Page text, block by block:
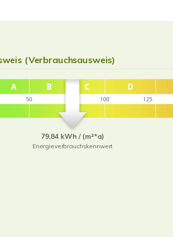
(Verbrauchsausweis)
79,84 kWh / (m²*a)
Energieverbrauchskennwert